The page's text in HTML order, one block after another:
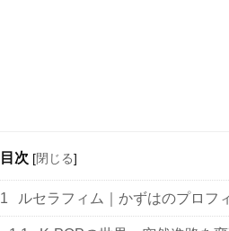
目次 [閉じる]
1 ルセラフィム｜かずはのプロフ